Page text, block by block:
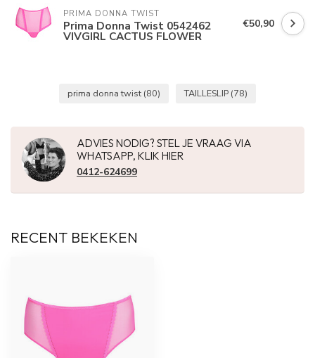
PRIMA DONNA TWIST
Prima Donna Twist 0542462
VIVGIRL CACTUS FLOWER
€50,90
prima donna twist (80) TAILLESLIP (78)
ADVIES NODIG? STEL JE VRAAG VIA
WHATSAPP, KLIK HIER
0412-624699
RECENT BEKEKEN